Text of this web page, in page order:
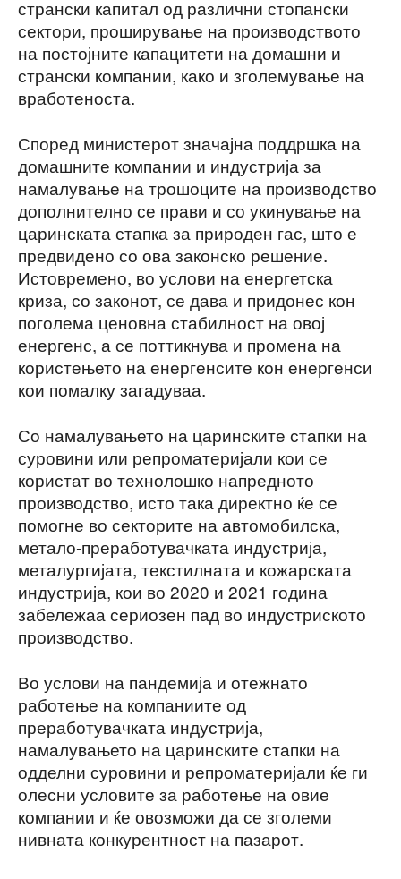
странски капитал од различни стопански
сектори, проширување на производството
на постојните капацитети на домашни и
странски компании, како и зголемување на
вработеноста.
Според министерот значајна поддршка на
домашните компании и индустрија за
намалување на трошоците на производство
дополнително се прави и со укинување на
царинската стапка за природен гас, што е
предвидено со ова законско решение.
Истовремено, во услови на енергетска
криза, со законот, се дава и придонес кон
поголема ценовна стабилност на овој
енергенс, а се поттикнува и промена на
користењето на енергенсите кон енергенси
кои помалку загадуваа.
Со намалувањето на царинските стапки на
суровини или репроматеријали кои се
користат во технолошко напредното
производство, исто така директно ќе се
помогне во секторите на автомобилска,
метало-преработувачката индустрија,
металургијата, текстилната и кожарската
индустрија, кои во 2020 и 2021 година
забележаа сериозен пад во индустриското
производство.
Во услови на пандемија и отежнато
работење на компаниите од
преработувачката индустрија,
намалувањето на царинските стапки на
одделни суровини и репроматеријали ќе ги
олесни условите за работење на овие
компании и ќе овозможи да се зголеми
нивната конкурентност на пазарот.